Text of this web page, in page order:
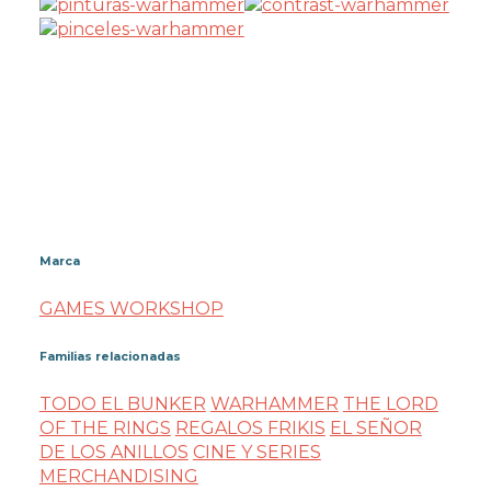
Marca
GAMES WORKSHOP
Familias relacionadas
TODO EL BUNKER WARHAMMER THE LORD
OF THE RINGS REGALOS FRIKIS EL SEÑOR
DE LOS ANILLOS CINE Y SERIES
MERCHANDISING